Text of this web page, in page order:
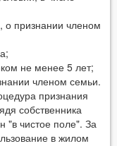
признании членом
не менее 5 лет;
членом семьи.
признания
собственника
"в чистое поле". За
в жилом